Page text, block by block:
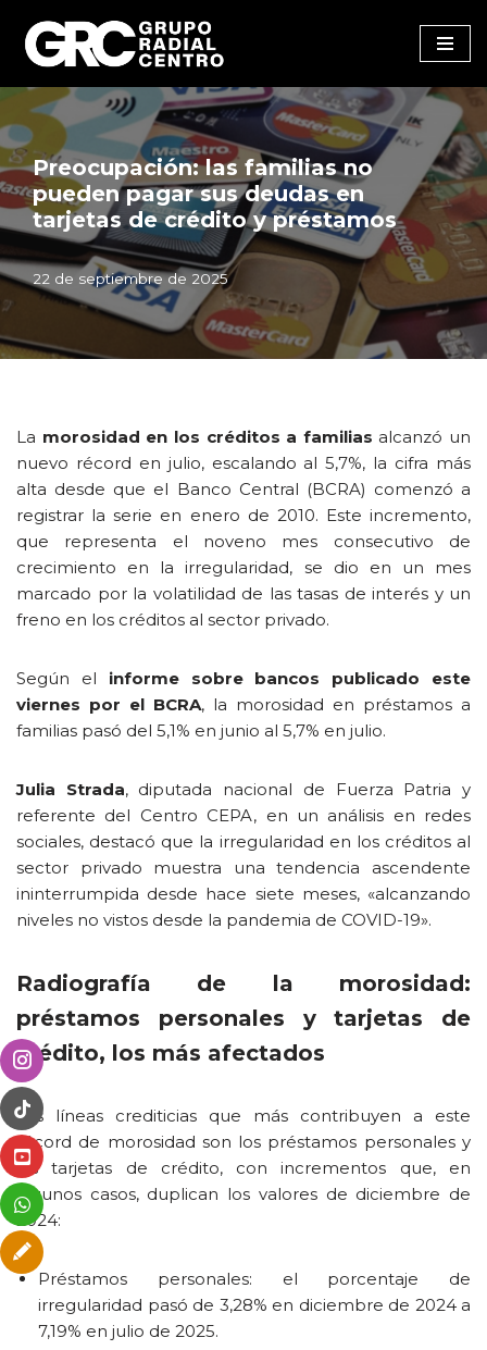
Saltar
al
contenido
Preocupación: las familias no
pueden pagar sus deudas en
tarjetas de crédito y préstamos
22 de septiembre de 2025
La morosidad en los créditos a familias alcanzó un
nuevo récord en julio, escalando al 5,7%, la cifra más
alta desde que el Banco Central (BCRA) comenzó a
registrar la serie en enero de 2010. Este incremento,
que representa el noveno mes consecutivo de
crecimiento en la irregularidad, se dio en un mes
marcado por la volatilidad de las tasas de interés y un
freno en los créditos al sector privado.
Según el informe sobre bancos publicado este
viernes por el BCRA, la morosidad en préstamos a
familias pasó del 5,1% en junio al 5,7% en julio.
Julia Strada, diputada nacional de Fuerza Patria y
referente del Centro CEPA, en un análisis en redes
sociales, destacó que la irregularidad en los créditos al
sector privado muestra una tendencia ascendente
ininterrumpida desde hace siete meses, «alcanzando
niveles no vistos desde la pandemia de COVID-19».
Radiografía de la morosidad:
préstamos personales y tarjetas de
crédito, los más afectados
Las líneas crediticias que más contribuyen a este
récord de morosidad son los préstamos personales y
las tarjetas de crédito, con incrementos que, en
algunos casos, duplican los valores de diciembre de
2024:
Préstamos personales: el porcentaje de
irregularidad pasó de 3,28% en diciembre de 2024 a
7,19% en julio de 2025.